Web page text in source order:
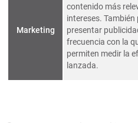
Marketing
contenido más
intereses.
presentar
frecuencia con la
permiten medir la
lanzada.